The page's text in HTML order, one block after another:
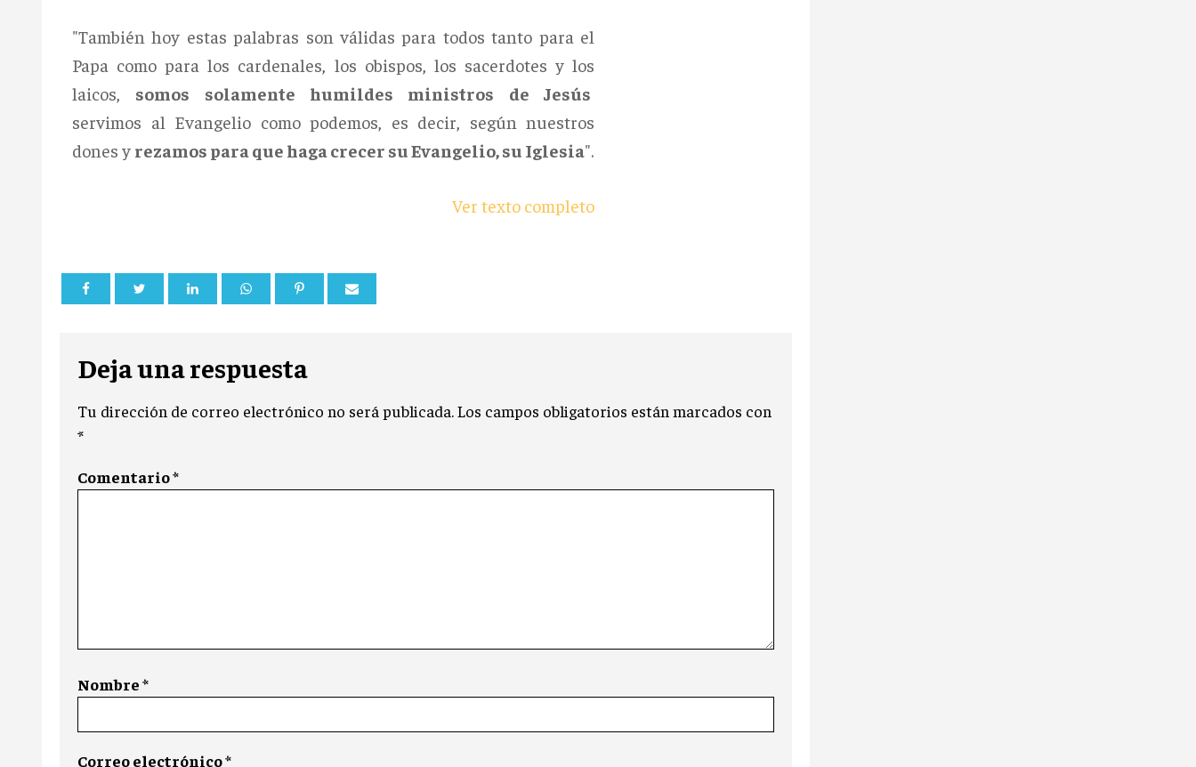
"También hoy estas palabras son válidas para todos tanto para el
Papa como para los cardenales, los obispos, los sacerdotes y los
laicos, somos solamente humildes ministros de Jesús
servimos al Evangelio como podemos, es decir, según nuestros
dones y rezamos para que haga crecer su Evangelio, su Iglesia".
Ver texto completo
Deja una respuesta
Tu dirección de correo electrónico no será publicada.Los campos obligatorios están marcados con
*
Comentario*
Nombre*
Correo electrónico*